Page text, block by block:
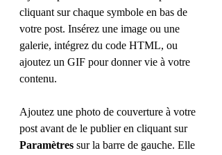
cliquant sur chaque symbole en bas de
votre post. Insérez une image ou une
galerie, intégrez du code HTML, ou
ajoutez un GIF pour donner vie à votre
contenu.
Ajoutez une photo de couverture à votre
post avant de le publier en cliquant sur
Paramètres sur la barre de gauche. Elle